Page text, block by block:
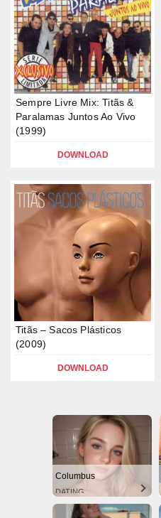
Sempre Livre Mix: Titãs &
Paralamas Juntos Ao Vivo
(1999)
DOWNLOAD
Titãs – Sacos Plásticos
(2009)
DOWNLOAD
Columbus
DATING